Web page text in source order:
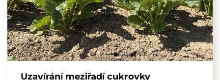
Uzavírání meziřadí cukrovky